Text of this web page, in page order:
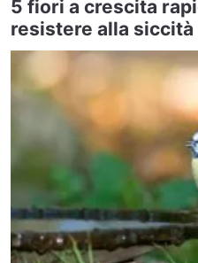
5 fiori a crescita
resistere alla siccità